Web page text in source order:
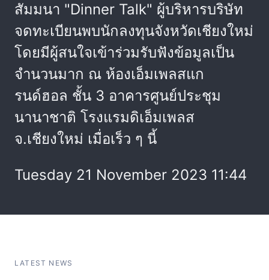
สัมมนา "Dinner Talk" ผู้บริหารบริษัท
จดทะเบียนพบนักลงทุนจังหวัดเชียงใหม่
โดยมีผู้สนใจเข้าร่วมรับฟังข้อมูลเป็น
จำนวนมาก ณ ห้องเอ็มเพลสแก
รนด์ฮอล ชั้น 3 อาคารศูนย์ประชุม
นานาชาติ โรงแรมดิเอ็มเพลส
จ.เชียงใหม่ เมื่อเร็ว ๆ นี้
Tuesday 21 November 2023 11:44
LATEST NEWS